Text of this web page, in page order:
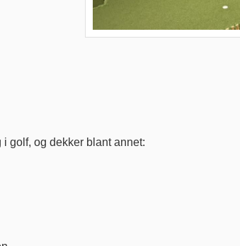
golf, og dekker blant annet: